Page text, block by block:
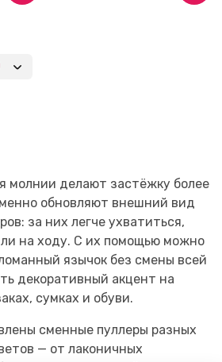
молнии делают застёжку более
обновляют внешний вид
за них легче ухватиться,
на ходу. С их помощью можно
язычок без смены всей
декоративный акцент на
сумках и обуви.
сменные пуллеры разных
— от лаконичных